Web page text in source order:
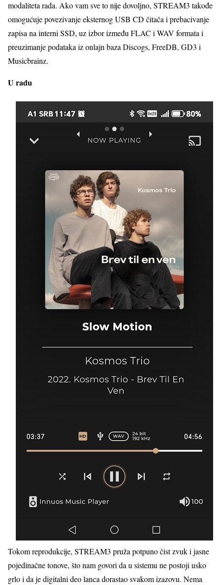
modaliteta rada. Ako vam sve to nije dovoljno, STREAM3 takođe
omogućuje povezivanje eksternog USB CD čitača i prebacivanje
zapisa na interni SSD, uz izbor između FLAC i WAV formata i
preuzimanje podataka iz onlajn baza Discogs, FreeDB, GD3 i
Musicbrainz.
U radu
Tokom reprodukcije, STREAM3 pruža potpuno čist zvuk i jasne
pojedinačne tonove, što nam govori da u sistemu ne postoji usko
grlo i da je digitalni deo lanca dorastao svakom izazovu. Nema